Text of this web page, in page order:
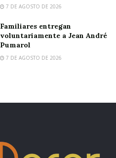
7 DE AGOSTO DE 2026
Familiares entregan
voluntariamente a Jean André
Pumarol
7 DE AGOSTO DE 2026